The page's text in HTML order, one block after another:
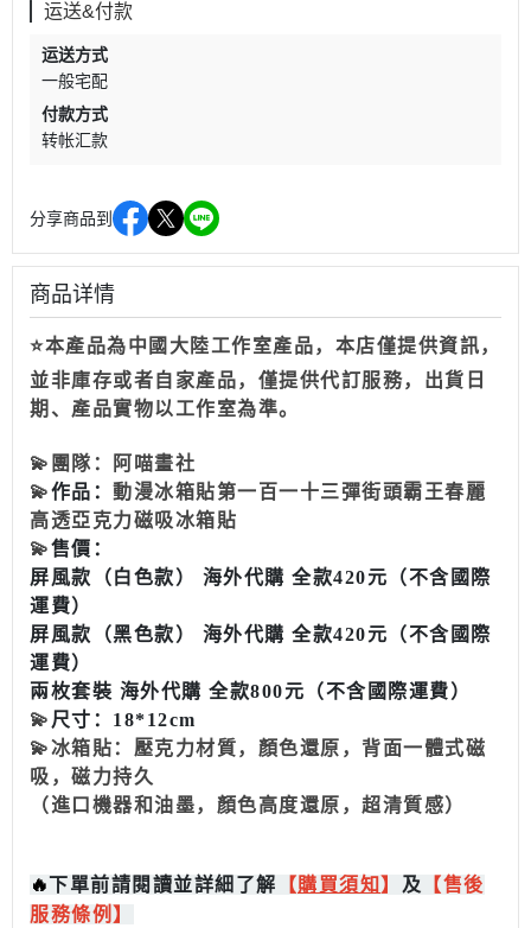
运送&付款
运送方式
一般宅配
付款方式
转帐汇款
分享商品到
商品详情
⭐本產品為中國大陸工作室產品，本店僅提供資訊，
並非庫存或者自家產品，僅提供代訂服務，出貨日
期、產品實物以工作室為準。
💫 團隊：阿喵畫社
💫作品： 動漫冰箱貼第一百一十三彈街頭霸王春麗
高透亞克力磁吸冰箱貼
💫售價：
屏風款（白色款） 海外代購 全款420元（不含國際
運費）
屏風款（黑色款） 海外代購 全款420元（不含國際
運費）
兩枚套裝 海外代購 全款800元（不含國際運費）
💫 尺寸：18*12cm
💫冰箱貼：壓克力材質，顏色還原，背面一體式磁
吸，磁力持久
（進口機器和油墨，顏色高度還原，超清質感）
🔥下單前請閱讀並詳細了解 【購買須知 】 及
【售後
服務條例】